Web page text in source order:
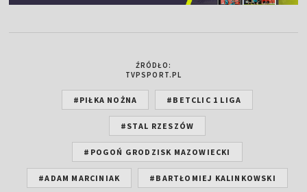
ŹRÓDŁO:
TVPSPORT.PL
#PIŁKA NOŻNA #BETCLIC 1 LIGA
#STAL RZESZÓW
#POGOŃ GRODZISK MAZOWIECKI
#ADAM MARCINIAK #BARTŁOMIEJ KALINKOWSKI